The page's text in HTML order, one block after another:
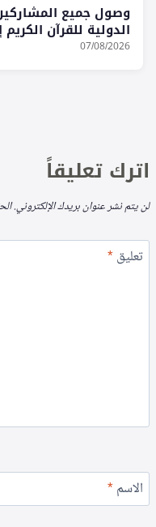
وصول جميع
الدولية للقرآن
07/08/2026
اترك تعليقاً
لن يتم نشر عنوان بريدك الإلكتروني.
تعليق*
الاسم*